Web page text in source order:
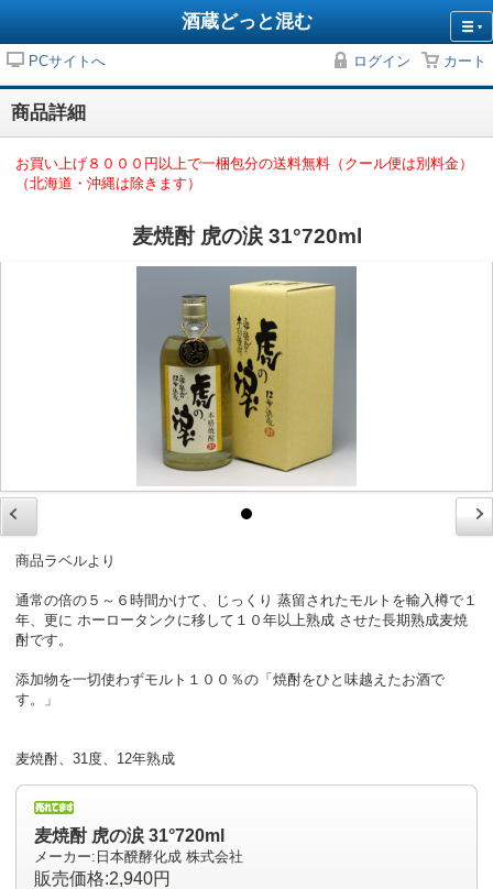
酒蔵どっと混む
PCサイトへ ログイン カート
商品詳細
お買い上げ８０００円以上で一梱包分の送料無料（クール便は別料金）
（北海道・沖縄は除きます）
麦焼酎 虎の涙 31°720ml
商品ラベルより
通常の倍の５～６時間かけて、じっくり 蒸留されたモルトを輸入樽で１
年、更に ホーロータンクに移して１０年以上熟成 させた長期熟成麦焼
酎です。
添加物を一切使わずモルト１００％の「焼酎をひと味越えたお酒で
す。」
麦焼酎、31度、12年熟成
麦焼酎 虎の涙 31°720ml
メーカー:日本醗酵化成 株式会社
販売価格:2,940円